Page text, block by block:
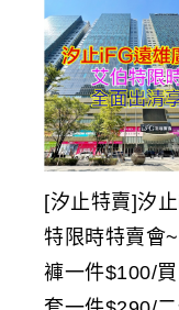
[汐止特賣]汐
特限時特賣會
褲一件$100/